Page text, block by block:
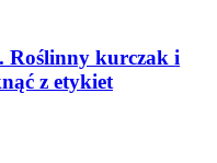
Roślinny kurczak i
z etykiet